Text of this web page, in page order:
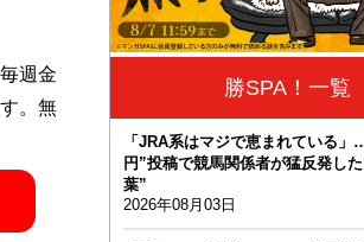
、キ
業。
週金
。無
勝SPA！一覧
「JRA系はマジで恵まれている」
円”投稿で競馬関係者が猛反発し
葉”
2026年08月03日